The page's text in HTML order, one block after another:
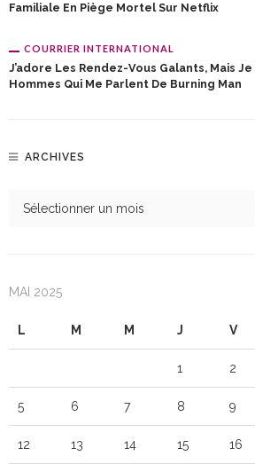
Familiale En Piège Mortel Sur Netflix
COURRIER INTERNATIONAL
J’adore Les Rendez-Vous Galants, Mais Je
Hommes Qui Me Parlent De Burning Man
ARCHIVES
MAI 2025
L M M J V
1 2
5 6 7 8 9
12 13 14 15 16